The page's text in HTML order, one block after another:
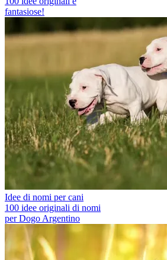
fantasiose!
Idee di nomi per cani
100 idee originali di nomi
per Dogo Argentino